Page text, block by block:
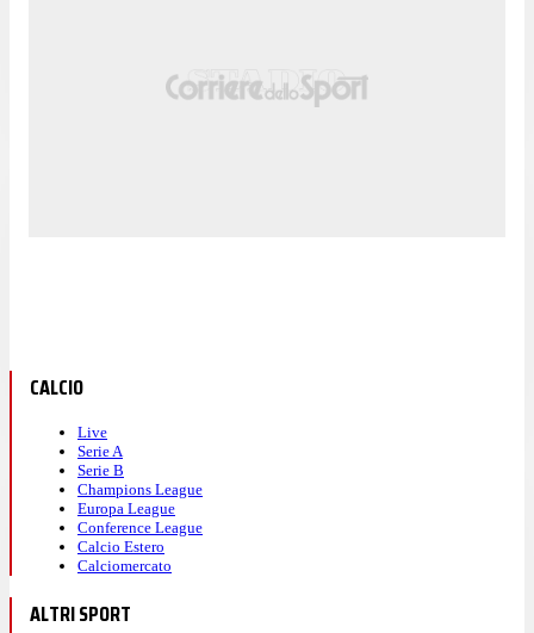
CALCIO
Live
Serie A
Serie B
Champions League
Europa League
Conference League
Calcio Estero
Calciomercato
ALTRI SPORT